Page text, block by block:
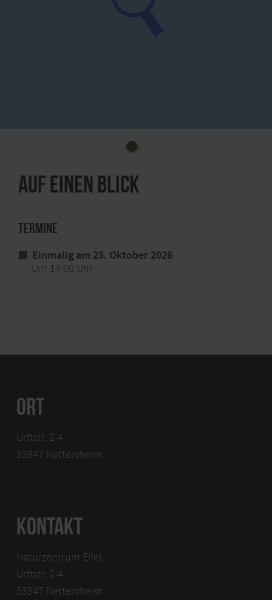
Auf einen Blick
Termine
Einmalig am 25. Oktober 2026
Um 14:00 Uhr
ORT
Urftstr. 2-4
53947 Nettersheim
KONTAKT
Naturzentrum Eifel
Urftstr. 2-4
53947 Nettersheim